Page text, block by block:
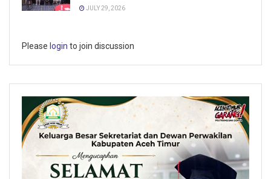
JULY 29, 2026
Please login to join discussion